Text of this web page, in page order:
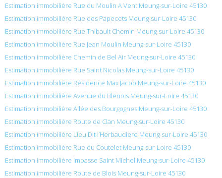
Estimation immobilière Rue du Moulin A Vent Meung-sur-Loire 45130
Estimation immobilière Rue des Papecets Meung-sur-Loire 45130
Estimation immobilière Rue Thibault Chemin Meung-sur-Loire 45130
Estimation immobilière Rue Jean Moulin Meung-sur-Loire 45130
Estimation immobilière Chemin de Bel Air Meung-sur-Loire 45130
Estimation immobilière Rue Saint Nicolas Meung-sur-Loire 45130
Estimation immobilière Résidence Max Jacob Meung-sur-Loire 45130
Estimation immobilière Avenue du Blenois Meung-sur-Loire 45130
Estimation immobilière Allée des Bourgognes Meung-sur-Loire 45130
Estimation immobilière Route de Clan Meung-sur-Loire 45130
Estimation immobilière Lieu Dit l’Herbaudiere Meung-sur-Loire 45130
Estimation immobilière Rue du Coutelet Meung-sur-Loire 45130
Estimation immobilière Impasse Saint Michel Meung-sur-Loire 45130
Estimation immobilière Route de Blois Meung-sur-Loire 45130